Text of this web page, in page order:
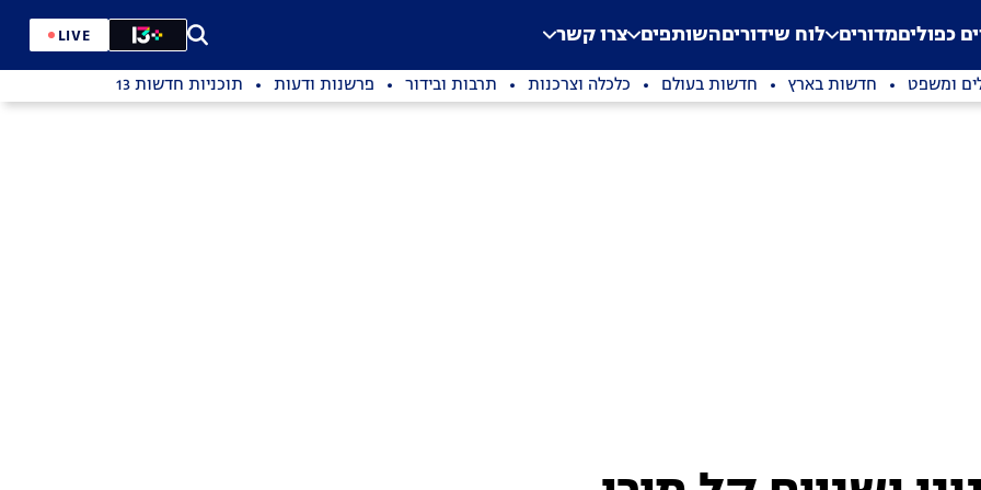
Application error: a
. כפוליםמדורים לוח שידוריםהשותפים צרו קשר LIVE
ומשפט חדשות בארץ חדשות בעולם כלכלה וצרכנות תרבות ובידור פרשנות ודעות תוכניות חדשות 13